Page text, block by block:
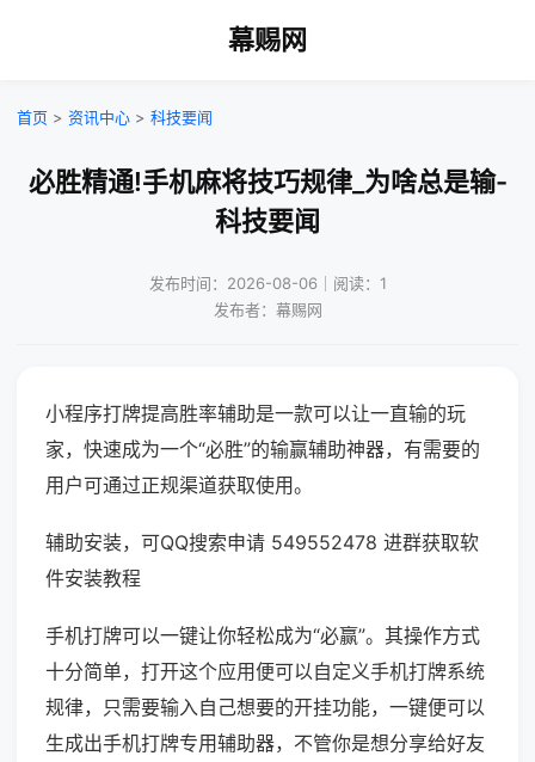
幕赐网
首页 > 资讯中心 > 科技要闻
必胜精通!手机麻将技巧规律_为啥总是输-
科技要闻
发布时间：2026-08-06｜阅读：1
发布者：幕赐网
小程序打牌提高胜率辅助是一款可以让一直输的玩
家，快速成为一个“必胜”的输赢辅助神器，有需要的
用户可通过正规渠道获取使用。
辅助安装，可QQ搜索申请 549552478 进群获取软
件安装教程
手机打牌可以一键让你轻松成为“必赢”。其操作方式
十分简单，打开这个应用便可以自定义手机打牌系统
规律，只需要输入自己想要的开挂功能，一键便可以
生成出手机打牌专用辅助器，不管你是想分享给好友